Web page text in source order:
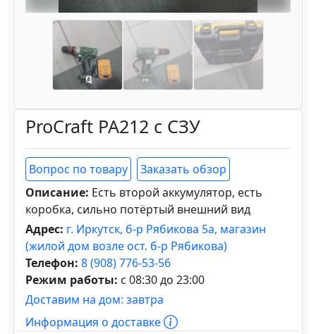
ProCraft PA212 с СЗУ
Вопрос по товару
Заказать обзор
Описание: Есть второй аккумулятор, есть
коробка, сильно потёртый внешний вид
Адрес: г. Иркутск, б-р Рябикова 5а, магазин
(жилой дом возле ост. б-р Рябикова)
Телефон: 8 (908) 776-53-56
Режим работы: с 08:30 до 23:00
Доставим на дом: завтра
Информация о доставке